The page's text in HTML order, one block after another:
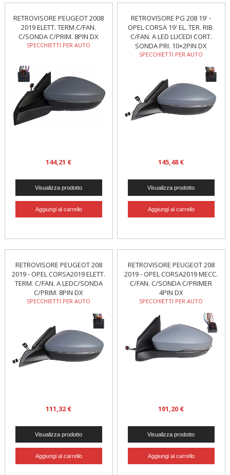
RETROVISORE PEUGEOT 2008
2019 ELETT. TERM.C/FAN.
C/SONDA C/PRIM. 8PIN DX
SPECCHIETTI PER AUTO
144,21 €
RETROVISORE PG 208 19' -
OPEL CORSA 19' EL. TER. RIB.
C/FAN. A LED LUCEDI CORT.
SONDA PRI. 10+2PIN DX
SPECCHIETTI PER AUTO
145,48 €
RETROVISORE PEUGEOT 208
2019 - OPEL CORSA2019 ELETT.
TERM. C/FAN. A LEDC/SONDA
C/PRIM. 8PIN DX
SPECCHIETTI PER AUTO
111,32 €
RETROVISORE PEUGEOT 208
2019 - OPEL CORSA2019 MECC.
C/FAN. C/SONDA C/PRIMER
4PIN DX
SPECCHIETTI PER AUTO
101,20 €